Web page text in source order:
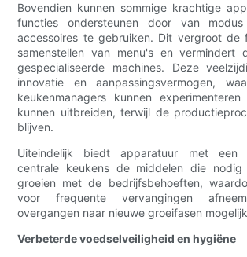
Bovendien kunnen sommige krachtige
functies ondersteunen door van
accessoires te gebruiken. Dit vergroot de
samenstellen van menu's en vermindert
gespecialiseerde machines. Deze
innovatie en aanpassingsvermogen,
keukenmanagers kunnen
kunnen uitbreiden, terwijl de
blijven.
Uiteindelijk biedt apparatuur met een
centrale keukens de middelen die
groeien met de bedrijfsbehoeften,
voor frequente vervangingen
overgangen naar nieuwe groeifasen
Verbeterde voedselveiligheid en hygiëne